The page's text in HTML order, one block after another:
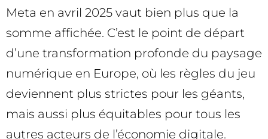
Meta en avril 2025 vaut bien plus que la
somme affichée. C’est le point de départ
d’une transformation profonde du paysage
numérique en Europe, où les règles du jeu
deviennent plus strictes pour les géants,
mais aussi plus équitables pour tous les
autres acteurs de l’économie digitale.